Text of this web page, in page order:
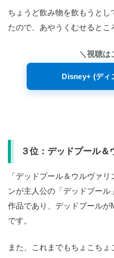
ちょうど飲み物を飲もうと
たので、あやうくむせるとこ
＼視聴は
Disney+ (ディ
３位：デッドプール＆
「デッドプール＆ウルヴァ
ンが主人公の「デッドプー
作品であり、デッドプール
です。
また、これまでもちょこち